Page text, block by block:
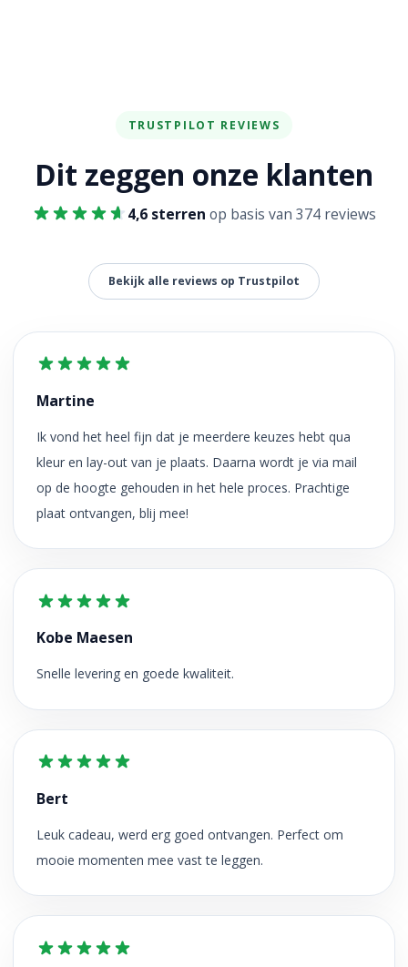
TRUSTPILOT REVIEWS
Dit zeggen onze klanten
4,6 sterren op basis van 374 reviews
Bekijk alle reviews op Trustpilot
Martine
Ik vond het heel fijn dat je meerdere keuzes hebt qua
kleur en lay-out van je plaats. Daarna wordt je via mail
op de hoogte gehouden in het hele proces. Prachtige
plaat ontvangen, blij mee!
Kobe Maesen
Snelle levering en goede kwaliteit.
Bert
Leuk cadeau, werd erg goed ontvangen. Perfect om
mooie momenten mee vast te leggen.